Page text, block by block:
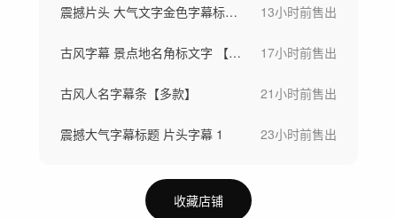
震撼片头 大气文字金色字幕标题【原创】 13小时前售出
古风字幕 景点地名角标文字 【原创】 17小时前售出
古风人名字幕条【多款】 21小时前售出
震撼大气字幕标题 片头字幕 1 23小时前售出
收藏店铺